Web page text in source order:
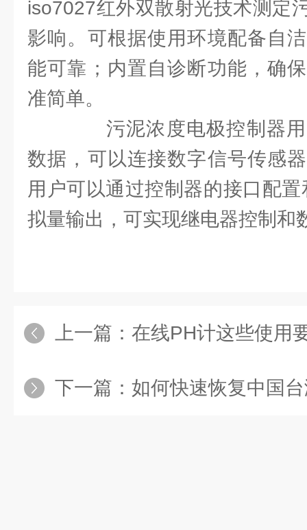
iso7027红外双散射光技术测定
影响。可根据使用环境配备自
能可靠；内置自诊断功能，确
准简单。
污泥浓度电极控制器用
数据，可以连接数字信号传感
用户可以通过控制器的接口配
拟量输出，可实现继电器控制和
上一篇： 在线PH计这些使用
下一篇： 如何快速恢复中国台湾